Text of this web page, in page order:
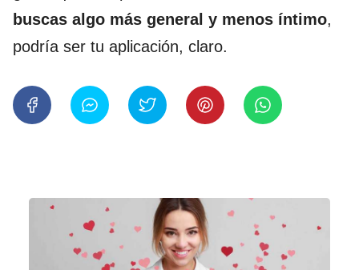
buscas algo más general y menos íntimo,
podría ser tu aplicación, claro.